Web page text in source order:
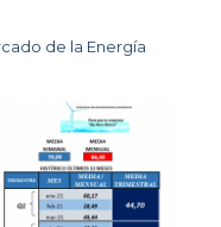
de la Energía